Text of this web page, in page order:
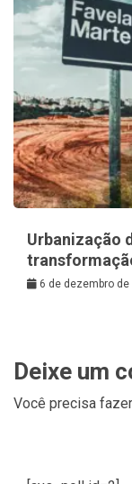
Urbanização
6 de dezembro de
Deixe um
Você precisa